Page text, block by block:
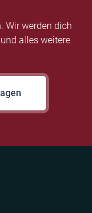
Wir werden dich
alles weitere